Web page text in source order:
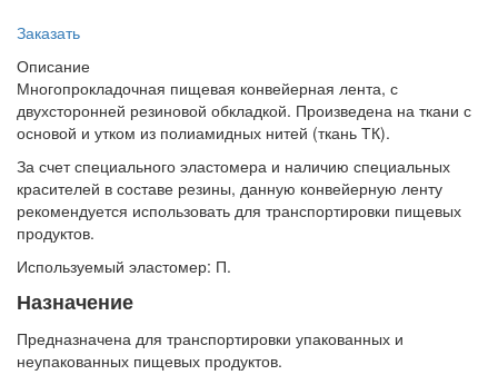
Заказать
Описание
Многопрокладочная пищевая конвейерная лента, с
двухсторонней резиновой обкладкой. Произведена на ткани с
основой и утком из полиамидных нитей (ткань ТК).
За счет специального эластомера и наличию специальных
красителей в составе резины, данную конвейерную ленту
рекомендуется использовать для транспортировки пищевых
продуктов.
Используемый эластомер: П.
Назначение
Предназначена для транспортировки упакованных и
неупакованных пищевых продуктов.